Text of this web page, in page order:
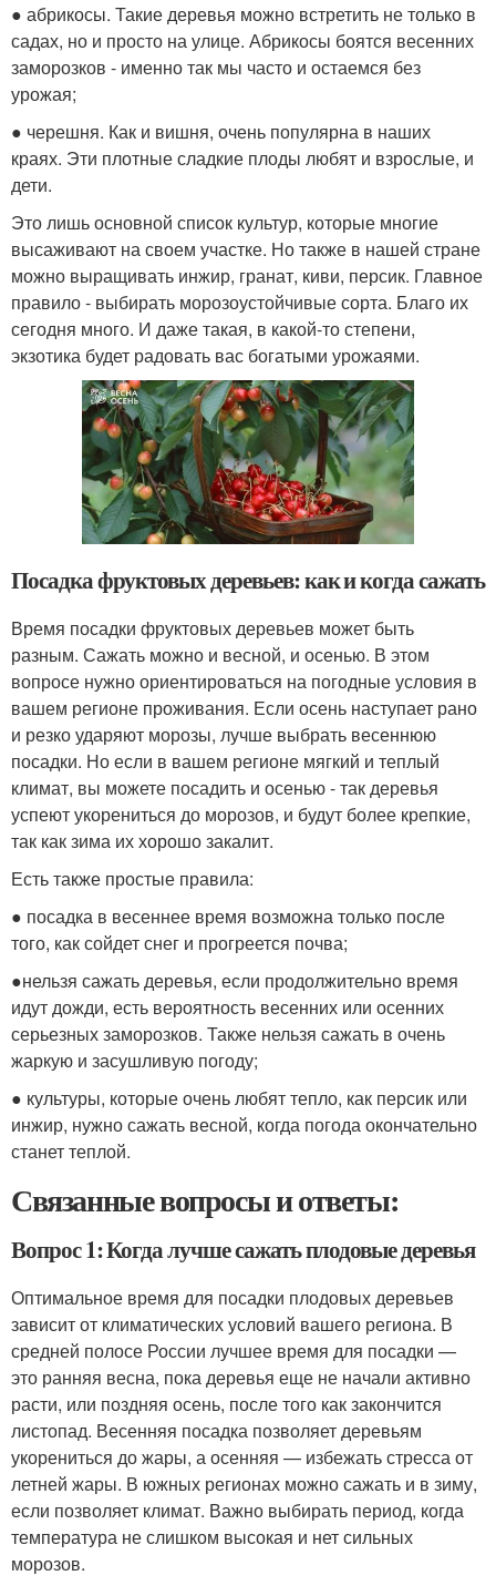
● абрикосы. Такие деревья можно встретить не только в
садах, но и просто на улице. Абрикосы боятся весенних
заморозков - именно так мы часто и остаемся без
урожая;
● черешня. Как и вишня, очень популярна в наших
краях. Эти плотные сладкие плоды любят и взрослые, и
дети.
Это лишь основной список культур, которые многие
высаживают на своем участке. Но также в нашей стране
можно выращивать инжир, гранат, киви, персик. Главное
правило - выбирать морозоустойчивые сорта. Благо их
сегодня много. И даже такая, в какой-то степени,
экзотика будет радовать вас богатыми урожаями.
Посадка фруктовых деревьев: как и когда сажать
Время посадки фруктовых деревьев может быть
разным. Сажать можно и весной, и осенью. В этом
вопросе нужно ориентироваться на погодные условия в
вашем регионе проживания. Если осень наступает рано
и резко ударяют морозы, лучше выбрать весеннюю
посадки. Но если в вашем регионе мягкий и теплый
климат, вы можете посадить и осенью - так деревья
успеют укорениться до морозов, и будут более крепкие,
так как зима их хорошо закалит.
Есть также простые правила:
● посадка в весеннее время возможна только после
того, как сойдет снег и прогреется почва;
●нельзя сажать деревья, если продолжительно время
идут дожди, есть вероятность весенних или осенних
серьезных заморозков. Также нельзя сажать в очень
жаркую и засушливую погоду;
● культуры, которые очень любят тепло, как персик или
инжир, нужно сажать весной, когда погода окончательно
станет теплой.
Связанные вопросы и ответы:
Вопрос 1: Когда лучше сажать плодовые деревья
Оптимальное время для посадки плодовых деревьев
зависит от климатических условий вашего региона. В
средней полосе России лучшее время для посадки —
это ранняя весна, пока деревья еще не начали активно
расти, или поздняя осень, после того как закончится
листопад. Весенняя посадка позволяет деревьям
укорениться до жары, а осенняя — избежать стресса от
летней жары. В южных регионах можно сажать и в зиму,
если позволяет климат. Важно выбирать период, когда
температура не слишком высокая и нет сильных
морозов.